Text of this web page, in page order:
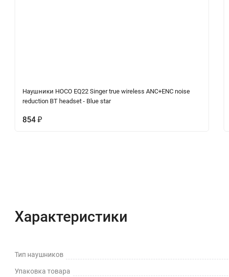
Наушники HOCO EQ22 Singer true wireless ANC+ENC noise
reduction BT headset - Blue star
854 ₽
Характеристики
Тип наушников
Упаковка товара